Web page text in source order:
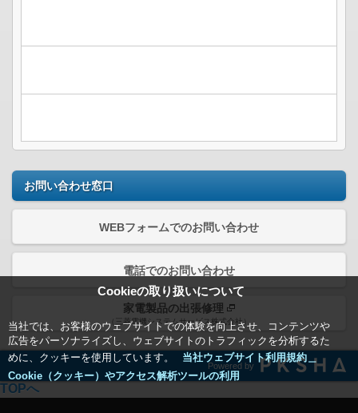
Cookieの取り扱いについて
当社では、お客様のウェブサイトでの体験を向上させ、コンテンツや
広告をパーソナライズし、ウェブサイトのトラフィックを分析するた
めに、クッキーを使用しています。
当社ウェブサイト利用規約＿
Cookie（クッキー）やアクセス解析ツールの利用
お問い合わせ窓口
WEBフォームでのお問い合わせ
電話でのお問い合わせ
家電製品の出張修理
（三菱電機システムサービス株式会社）
Powered by
TOPへ